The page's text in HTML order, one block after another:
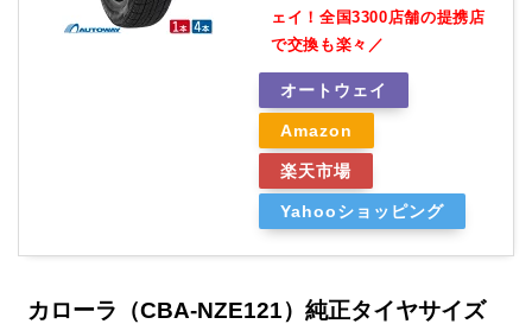
ェイ！全国3300店舗の提携店
で交換も楽々／
オートウェイ
Amazon
楽天市場
Yahooショッピング
カローラ（CBA-NZE121）純正タイヤサイズ